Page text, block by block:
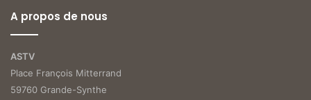
A propos de nous
ASTV
Place François Mitterrand
59760 Grande-Synthe